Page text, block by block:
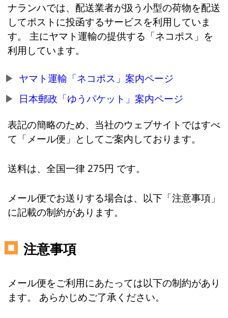
ナランハでは、配送業者が扱う小型の荷物を配送
してポストに投函するサービスを利用していま
す。 主にヤマト運輸の提供する「ネコポス」を
利用しています。
ヤマト運輸「ネコポス」案内ページ
日本郵政「ゆうパケット」案内ページ
表記の簡略のため、当社のウェブサイトではすべ
て「メール便」としてご案内しております。
送料は、全国一律 275円 です。
メール便でお送りする場合は、以下「注意事項」
に記載の制約があります。
注意事項
メール便をご利用にあたっては以下の制約があり
ます。 あらかじめご了承ください。